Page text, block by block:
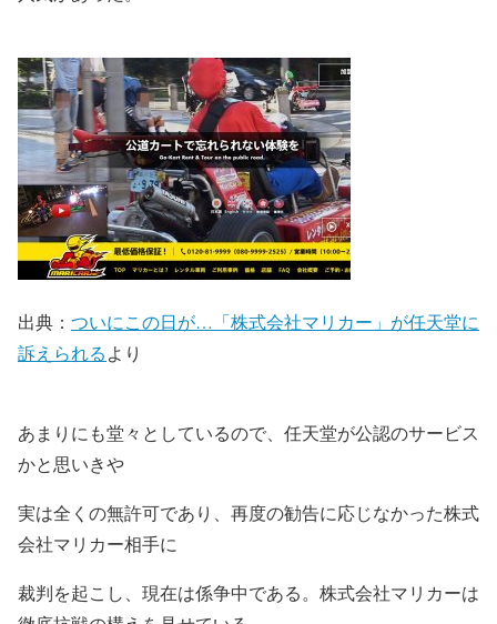
出典： ついにこの日が…「株式会社マリカー」が任天堂に
訴えられるより
あまりにも堂々としているので、任天堂が公認のサービス
かと思いきや
実は全くの無許可であり、再度の勧告に応じなかった株式
会社マリカー相手に
裁判を起こし、現在は係争中である。株式会社マリカーは